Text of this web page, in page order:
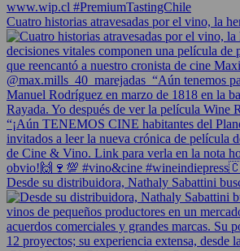
Cuatro historias atravesadas por el vino, la
Desde su distribuidora, Nathaly Sabattini